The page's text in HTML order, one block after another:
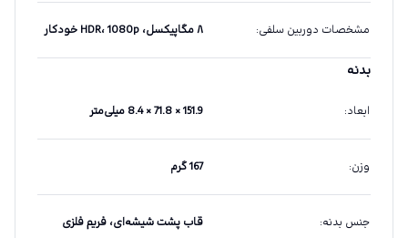
مشخصات دوربین سلفی: ۸ مگاپیکسل، HDR، 1080p خودکار
بدنه
ابعاد: 151.9 × 71.8 × 8.4 میلی‌متر
وزن: 167 گرم
جنس بدنه: قاب پشت شیشه‌ای، فریم فلزی